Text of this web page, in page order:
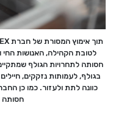
לטובת הקהילה, האנושות
חסותה לתחרויות הגולף
בגולף, לעמותות נזקקים,
כוונה לתת ולעזור. כמו כן
חסותה